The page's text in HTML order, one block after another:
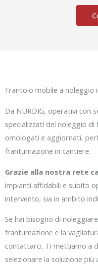
Frantoio mobile a noleggio
Da NURDIG, operativi con
specializzati del noleggio
omologati e aggiornati,
frantumazione in cantiere.
Grazie alla nostra rete
impianti affidabili e subito
intervento, sia in ambito
Se hai bisogno di
frantumazione e la
contattarci. Ti mettiamo a
selezionare la soluzione